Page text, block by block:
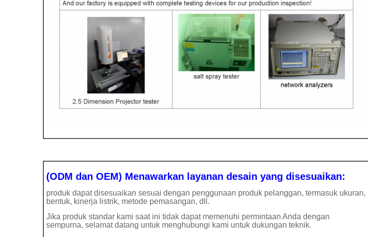
(ODM dan OEM) Menawarkan layanan desain yang disesuaikan:
produk dapat disesuaikan sesuai dengan penggunaan produk pelanggan, termasuk ukuran,
bentuk, kinerja listrik, metode pemasangan, dll.
Jika produk standar kami saat ini tidak dapat memenuhi permintaan Anda dengan
sempurna, selamat datang untuk menghubungi kami untuk dukungan teknik.